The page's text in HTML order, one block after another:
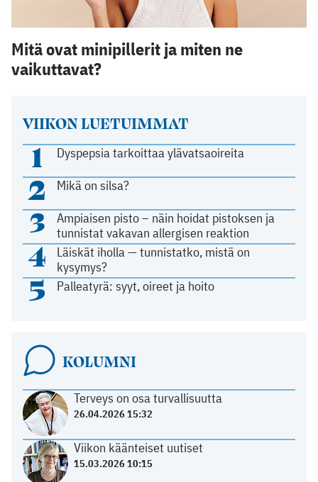
VIIKON LUETUIMMAT
1 Dyspepsia tarkoittaa ylävatsaoireita
2 Mikä on silsa?
3
Ampiaisen pisto – näin hoidat pistoksen ja
tunnistat vakavan allergisen reaktion
4
Läiskät iholla — tunnistatko, mistä on
kysymys?
5 Palleatyrä: syyt, oireet ja hoito
KOLUMNI
Terveys on osa turvallisuutta
26.04.2026 15:32
Viikon käänteiset uutiset
15.03.2026 10:15
Mitä ovat minipillerit ja miten ne
vaikuttavat?